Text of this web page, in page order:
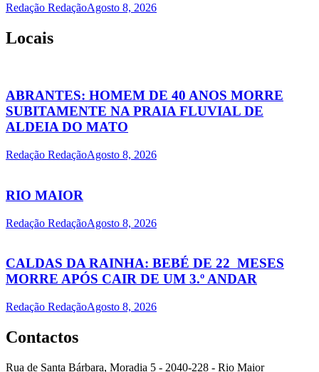
Redação RedaçãoAgosto 8, 2026
Locais
ABRANTES: HOMEM DE 40 ANOS MORRE
SUBITAMENTE NA PRAIA FLUVIAL DE
ALDEIA DO MATO
Redação RedaçãoAgosto 8, 2026
RIO MAIOR
Redação RedaçãoAgosto 8, 2026
CALDAS DA RAINHA: BEBÉ DE 22 MESES
MORRE APÓS CAIR DE UM 3.º ANDAR
Redação RedaçãoAgosto 8, 2026
Contactos
Rua de Santa Bárbara, Moradia 5 - 2040-228 - Rio Maior